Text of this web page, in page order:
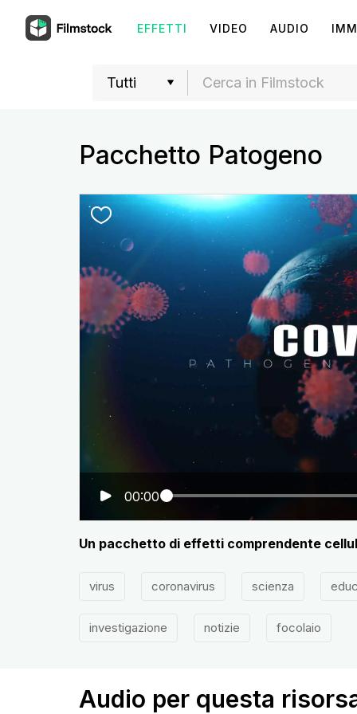
EFFETTI VIDEO AUDIO
Pacchetto Patogeno
00:00
Un pacchetto di effetti comprendente
virus coronavirus scienza
investigazione notizie focolaio
Audio per questa